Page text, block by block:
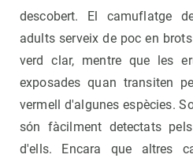
descobert. El camuflatge
adults serveix de poc en
verd clar, mentre que les
exposades quan transiten
vermell d'algunes espècies.
són fàcilment detectats
d'ells. Encara que altres